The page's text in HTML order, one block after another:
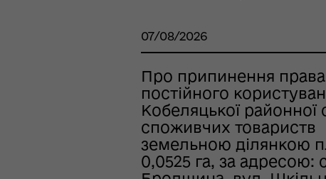
07/08/2026
Про припинення права
постійного
Кобеляцької районної
споживчих товариств
земельною ділянкою
0,0525 га, за адресою: